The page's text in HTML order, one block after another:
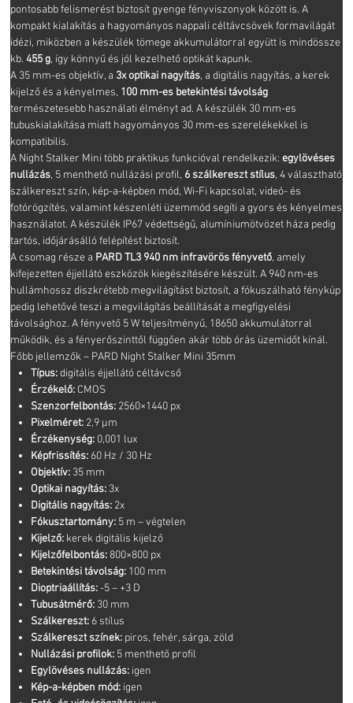
pontosabb felismerést biztosít gyenge fényviszonyok között is. A
kompakt kialakítás a hagyományos nappali céltávcsövek formavilágát
idézi, miközben a készülék tömege akkumulátorral együtt is mindössze
kb.455 g, így könnyű és jól kezelhető optikát kapunk.
A 35 mm-es objektív, a 3x optikai nagyítás, a digitális nagyítás, a kerek
kijelző és a kényelmes, 100 mm-es betekintési távolság
természetesebb használati élményt ad. A készülék 30 mm-es
tubuskialakítása miatt hagyományos 30 mm-es szerelékekkel is
kompatibilis.
A Night Stalker Mini több praktikus funkcióval rendelkezik:egylövéses
nullázás, 5 menthető nullázási profil, 6 szálkereszt stílus, 4 választható
szálkereszt szín, kép-a-képben mód, Wi-Fi kapcsolat, videó- és
fotórögzítés, valamint készenléti üzemmód segíti a gyors és kényelmes
használatot. A készülék IP67 védettségű, alumíniumötvözet háza pedig
tartós, időjárásálló felépítést biztosít.
A csomag része a PARD TL3 940 nm infravörös fényvető, amely
kifejezetten éjjellátó eszközök kiegészítésére készült. A 940 nm-es
hullámhossz diszkrétebb megvilágítást biztosít, a fókuszálható fénykúp
pedig lehetővé teszi a megvilágítás beállítását a megfigyelési
távolsághoz. A fényvető 5 W teljesítményű, 18650 akkumulátorral
működik, és a fényerőszinttől függően akár több órás üzemidőt kínál.
Főbb jellemzők – PARD Night Stalker Mini 35mm
Típus:digitális éjjellátó céltávcső
Érzékelő:CMOS
Szenzorfelbontás:2560×1440 px
Pixelméret:2,9 μm
Érzékenység:0,001 lux
Képfrissítés:60 Hz / 30 Hz
Objektív:35 mm
Optikai nagyítás:3x
Digitális nagyítás:2x
Fókusztartomány:5 m – végtelen
Kijelző:kerek digitális kijelző
Kijelzőfelbontás:800×800 px
Betekintési távolság:100 mm
Dioptriaállítás:-5 – +3 D
Tubusátmérő:30 mm
Szálkereszt:6 stílus
Szálkereszt színek:piros, fehér, sárga, zöld
Nullázási profilok:5 menthető profil
Egylövéses nullázás:igen
Kép-a-képben mód:igen